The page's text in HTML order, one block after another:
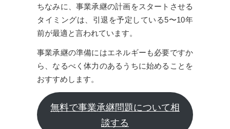
ちなみに、事業承継の計画をスタートさせる
タイミングは、引退を予定している5〜10年
前が最適と言われています。
事業承継の準備にはエネルギーも必要ですか
ら、なるべく体力のあるうちに始めることを
おすすめします。
無料で事業承継問題について相
談する